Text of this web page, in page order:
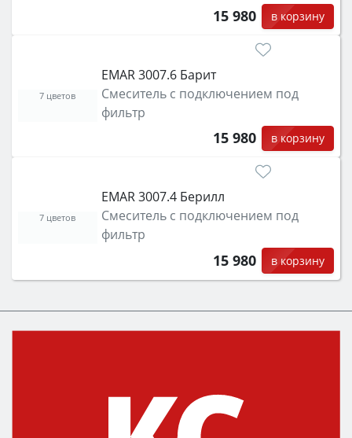
15 980 в корзину
EMAR 3007.6 Барит
Смеситель с подключением под
фильтр
15 980 в корзину
7 цветов
EMAR 3007.4 Берилл
Смеситель с подключением под
фильтр
15 980 в корзину
7 цветов